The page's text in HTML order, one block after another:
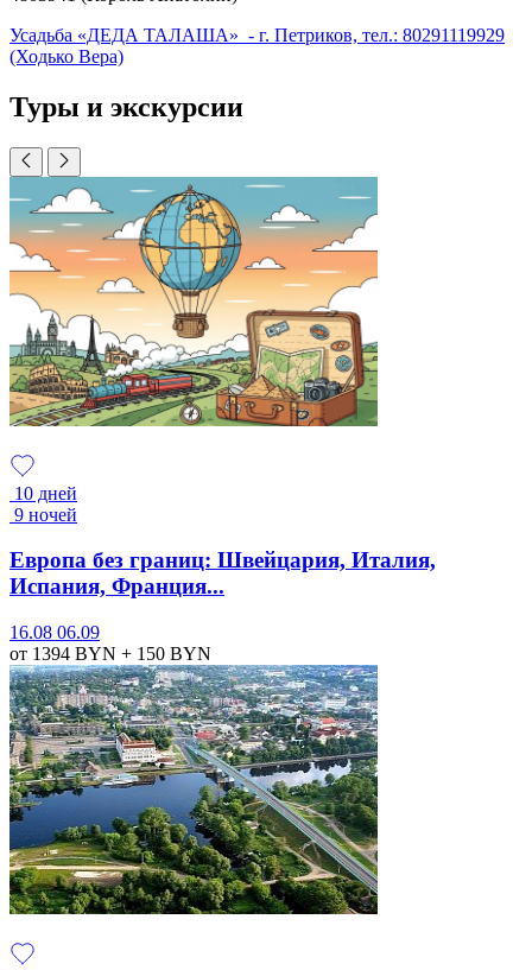
Усадьба «ДЕДА ТАЛАША» - г. Петриков, тел.: 8­029­111­99­29
(Ходько Вера)
Туры и экскурсии
10 дней
9 ночей
Европа без границ: Швейцария, Италия,
Испания, Франция...
16.08 06.09
от 1394 BYN + 150 BYN